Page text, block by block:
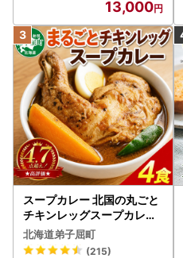
13,000
スープカレー 北国の丸ごと
チキンレッグスープカレー
4個 3739
北海道弟子屈町
(215)